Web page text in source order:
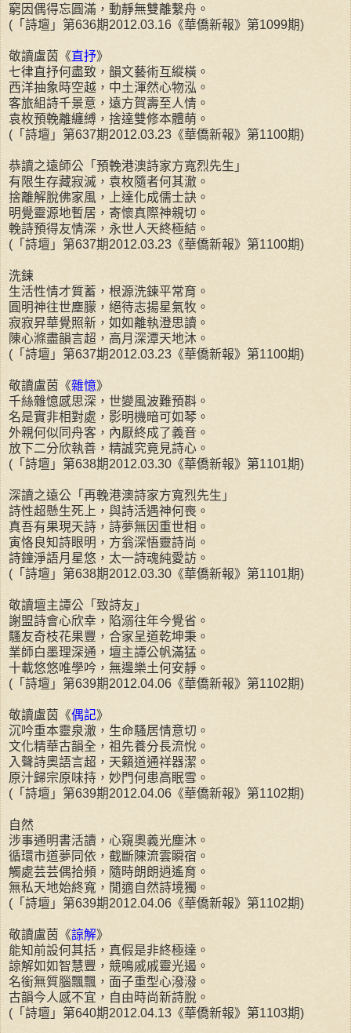
窮因偶得忘圓滿，動靜無雙離繫舟。
(「詩壇」第636期2012.03.16《華僑新報》第1099期)
敬讀盧茵《直抒》
七律直抒何盡致，韻文藝術互縱橫。
西洋抽象時空越，中土渾然心物泓。
客旅組詩千景意，遠方賀壽至人情。
袁枚預輓離纏縛，捨達雙修本體萌。
(「詩壇」第637期2012.03.23《華僑新報》第1100期)
恭讀之遠師公「預輓港澳詩家方寬烈先生」
有限生存藏寂滅，袁枚隨者何其澈。
捨離解脫佛家風，上達化成儒士訣。
明覺靈源地暫居，寄懷真際神親切。
輓詩預得友情深，永世人天終極結。
(「詩壇」第637期2012.03.23《華僑新報》第1100期)
洗鍊
生活性情才質蓄，根源洗鍊平常育。
圓明神往世塵朦，絕待志揚星氣牧。
寂寂昇華覺照新，如如離執澄思讀。
陳心滌盡韻言超，高月深潭天地沐。
(「詩壇」第637期2012.03.23《華僑新報》第1100期)
敬讀盧茵《雜憶》
千絲雜憶感思深，世變風波難預斟。
名是實非相對處，影明機暗可如琴。
外親何似同舟客，內厭終成了義音。
放下二分欣執善，精誠究竟見詩心。
(「詩壇」第638期2012.03.30《華僑新報》第1101期)
深讀之遠公「再輓港澳詩家方寬烈先生」
詩性超懸生死上，與詩活遇神何喪。
真吾有果現天詩，詩夢無因重世相。
寅恪良知詩眼明，方翁深悟靈詩尚。
詩鐘淨語月星悠，太一詩魂純愛訪。
(「詩壇」第638期2012.03.30《華僑新報》第1101期)
敬讀壇主譚公「致詩友」
謝盟詩會心欣幸，陷溺往年今覺省。
騷友奇枝花果豐，合家呈道乾坤秉。
業師白墨理深通，壇主譚公帆滿猛。
十載悠悠唯學吟，無邊樂土何安靜。
(「詩壇」第639期2012.04.06《華僑新報》第1102期)
敬讀盧茵《偶記》
沉吟重本靈泉澈，生命騷居情意切。
文化精華古韻全，祖先養分長流悅。
入聲詩奧語言超，天籟道通祥器潔。
原汁歸宗原味持，妙門何患高眠雪。
(「詩壇」第639期2012.04.06《華僑新報》第1102期)
自然
涉事通明書活讀，心窺奧義光塵沐。
循環市道夢同依，截斷陳流雲瞬宿。
觸處芸芸偶拾頻，隨時朗朗逍遙育。
無私天地始終寬，閒適自然詩境獨。
(「詩壇」第639期2012.04.06《華僑新報》第1102期)
敬讀盧茵《諒解》
能知前設何其括，真假是非終極達。
諒解如如智慧豐，競鳴戚戚靈光遏。
名銜無質腦飄飄，面子重型心潑潑。
古韻今人感不宜，自由時尚新詩脫。
(「詩壇」第640期2012.04.13《華僑新報》第1103期)